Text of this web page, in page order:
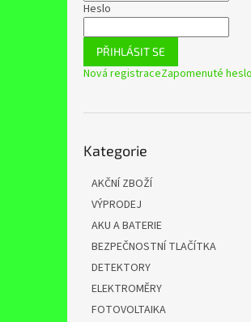
Heslo
PŘIHLÁSIT SE
Nová registraceZapomenuté heslo
kategorie
Kategorie
AKČNÍ ZBOŽÍ
VÝPRODEJ
AKU A BATERIE
BEZPEČNOSTNÍ TLAČÍTKA
DETEKTORY
ELEKTROMĚRY
FOTOVOLTAIKA